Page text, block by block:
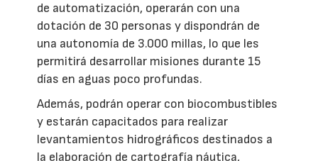
de automatización, operarán con una
dotación de 30 personas y dispondrán de
una autonomía de 3.000 millas, lo que les
permitirá desarrollar misiones durante 15
días en aguas poco profundas.
Además, podrán operar con biocombustibles
y estarán capacitados para realizar
levantamientos hidrográficos destinados a
la elaboración de cartografía náutica,